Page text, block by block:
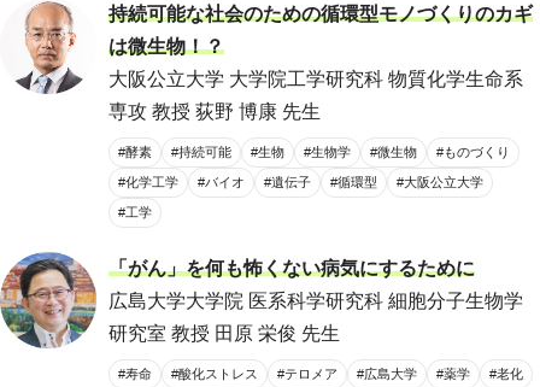
持続可能な社会のための循環型モノづくりのカギ
は微生物！？
大阪公立大学 大学院工学研究科 物質化学生命系
専攻 教授 荻野 博康 先生
#酵素 #持続可能 #生物 #生物学 #微生物 #ものづくり
#化学工学 #バイオ #遺伝子 #循環型 #大阪公立大学
#工学
「がん」を何も怖くない病気にするために
広島大学大学院 医系科学研究科 細胞分子生物学
研究室 教授 田原 栄俊 先生
#寿命 #酸化ストレス #テロメア #広島大学 #薬学 #老化